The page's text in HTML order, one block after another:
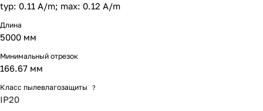
typ: 0.11 A/m; max: 0.12 A/m
Длина
5000 мм
Минимальный отрезок
166.67 мм
Класс пылевлагозащиты ?
IP20